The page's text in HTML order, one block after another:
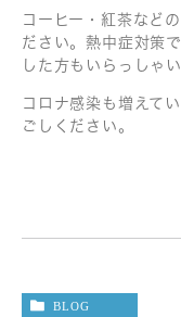
コーヒー・紅茶など
ださい。熱中症対策
した方もいらっしゃ
コロナ感染も増えて
ごしください。
BLOG